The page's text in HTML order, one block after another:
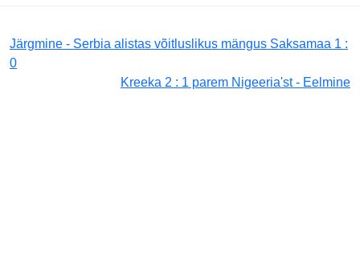
Järgmine - Serbia alistas võitluslikus mängus Saksamaa 1 :
0
Kreeka 2 : 1 parem Nigeeria'st - Eelmine